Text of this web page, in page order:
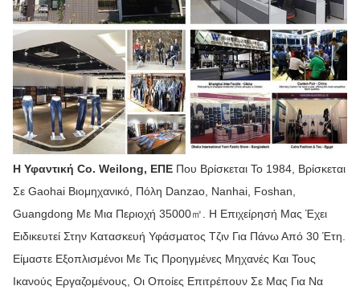
Η Υφαντική Co. Weilong, ΕΠΕ Που Βρίσκεται Το 1984, Βρίσκεται
Σε Gaohai Βιομηχανικό, Πόλη Danzao, Nanhai, Foshan,
Guangdong Με Μια Περιοχή 35000㎡. Η Επιχείρησή Μας Έχει
Ειδικευτεί Στην Κατασκευή Υφάσματος Τζιν Για Πάνω Από 30 Έτη.
Είμαστε Εξοπλισμένοι Με Τις Προηγμένες Μηχανές Και Τους
Ικανούς Εργαζομένους, Οι Οποίες Επιτρέπουν Σε Μας Για Να